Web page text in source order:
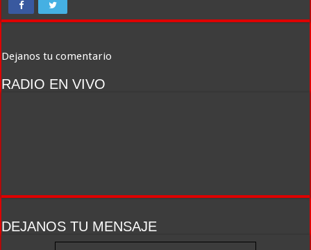
Dejanos tu comentario
RADIO EN VIVO
DEJANOS TU MENSAJE